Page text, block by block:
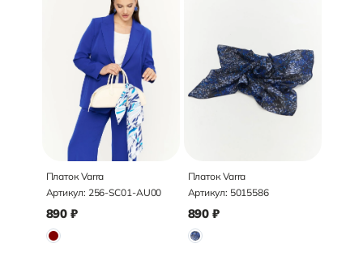
Платок Varra
Артикул: 256-SC01-AU00
890 ₽
Платок Varra
Артикул: 5015586
890 ₽